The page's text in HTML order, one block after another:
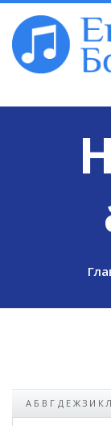
А Б В Г Д Е Ж З И К Л